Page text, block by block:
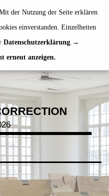
der Nutzung der Seite erklären
einverstanden. Einzelheiten
Datenschutzerklärung.
erneut anzeigen.
de | en